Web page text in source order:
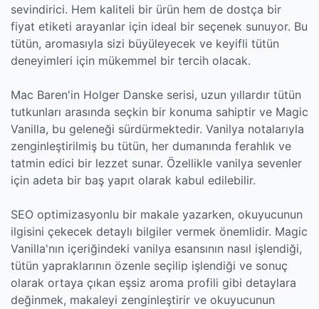
sevindirici. Hem kaliteli bir ürün hem de dostça bir
fiyat etiketi arayanlar için ideal bir seçenek sunuyor. Bu
tütün, aromasıyla sizi büyüleyecek ve keyifli tütün
deneyimleri için mükemmel bir tercih olacak.
Mac Baren'in Holger Danske serisi, uzun yıllardır tütün
tutkunları arasında seçkin bir konuma sahiptir ve Magic
Vanilla, bu geleneği sürdürmektedir. Vanilya notalarıyla
zenginleştirilmiş bu tütün, her dumanında ferahlık ve
tatmin edici bir lezzet sunar. Özellikle vanilya sevenler
için adeta bir baş yapıt olarak kabul edilebilir.
SEO optimizasyonlu bir makale yazarken, okuyucunun
ilgisini çekecek detaylı bilgiler vermek önemlidir. Magic
Vanilla'nın içeriğindeki vanilya esansının nasıl işlendiği,
tütün yapraklarının özenle seçilip işlendiği ve sonuç
olarak ortaya çıkan eşsiz aroma profili gibi detaylara
değinmek, makaleyi zenginleştirir ve okuyucunun